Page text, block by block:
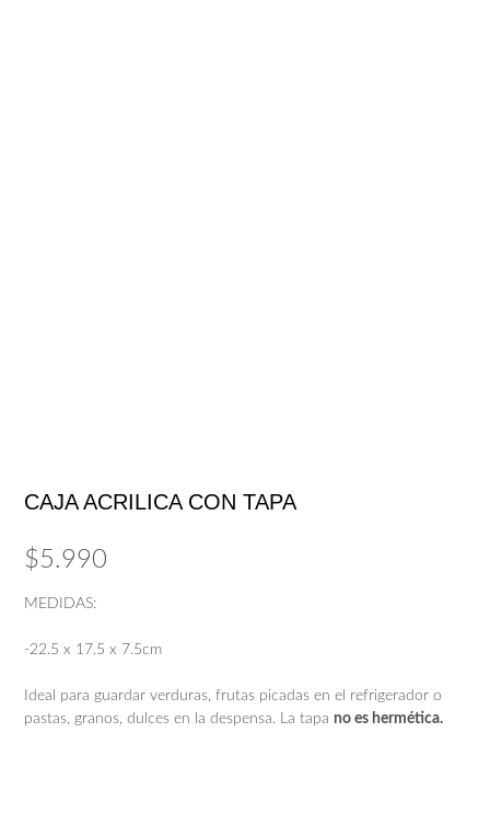
CAJA ACRILICA CON TAPA
$5.990
MEDIDAS:
-22.5 x 17.5 x 7.5cm
Ideal para guardar verduras, frutas picadas en el refrigerador o
pastas, granos, dulces en la despensa. La tapa no es hermética.